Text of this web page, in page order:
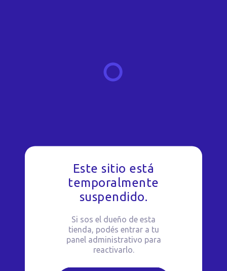
Este sitio está
temporalmente
suspendido.
Si sos el dueño de esta
tienda, podés entrar a tu
panel administrativo para
reactivarlo.